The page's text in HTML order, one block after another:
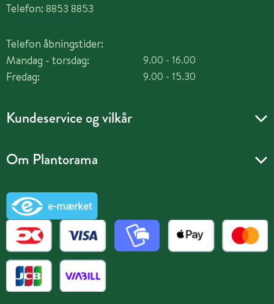
Telefon: 8853 8853
Telefon åbningstider:
Mandag - torsdag:
Fredag:
9.00 - 16.00
9.00 - 15.30
Kundeservice og vilkår
Om Plantorama